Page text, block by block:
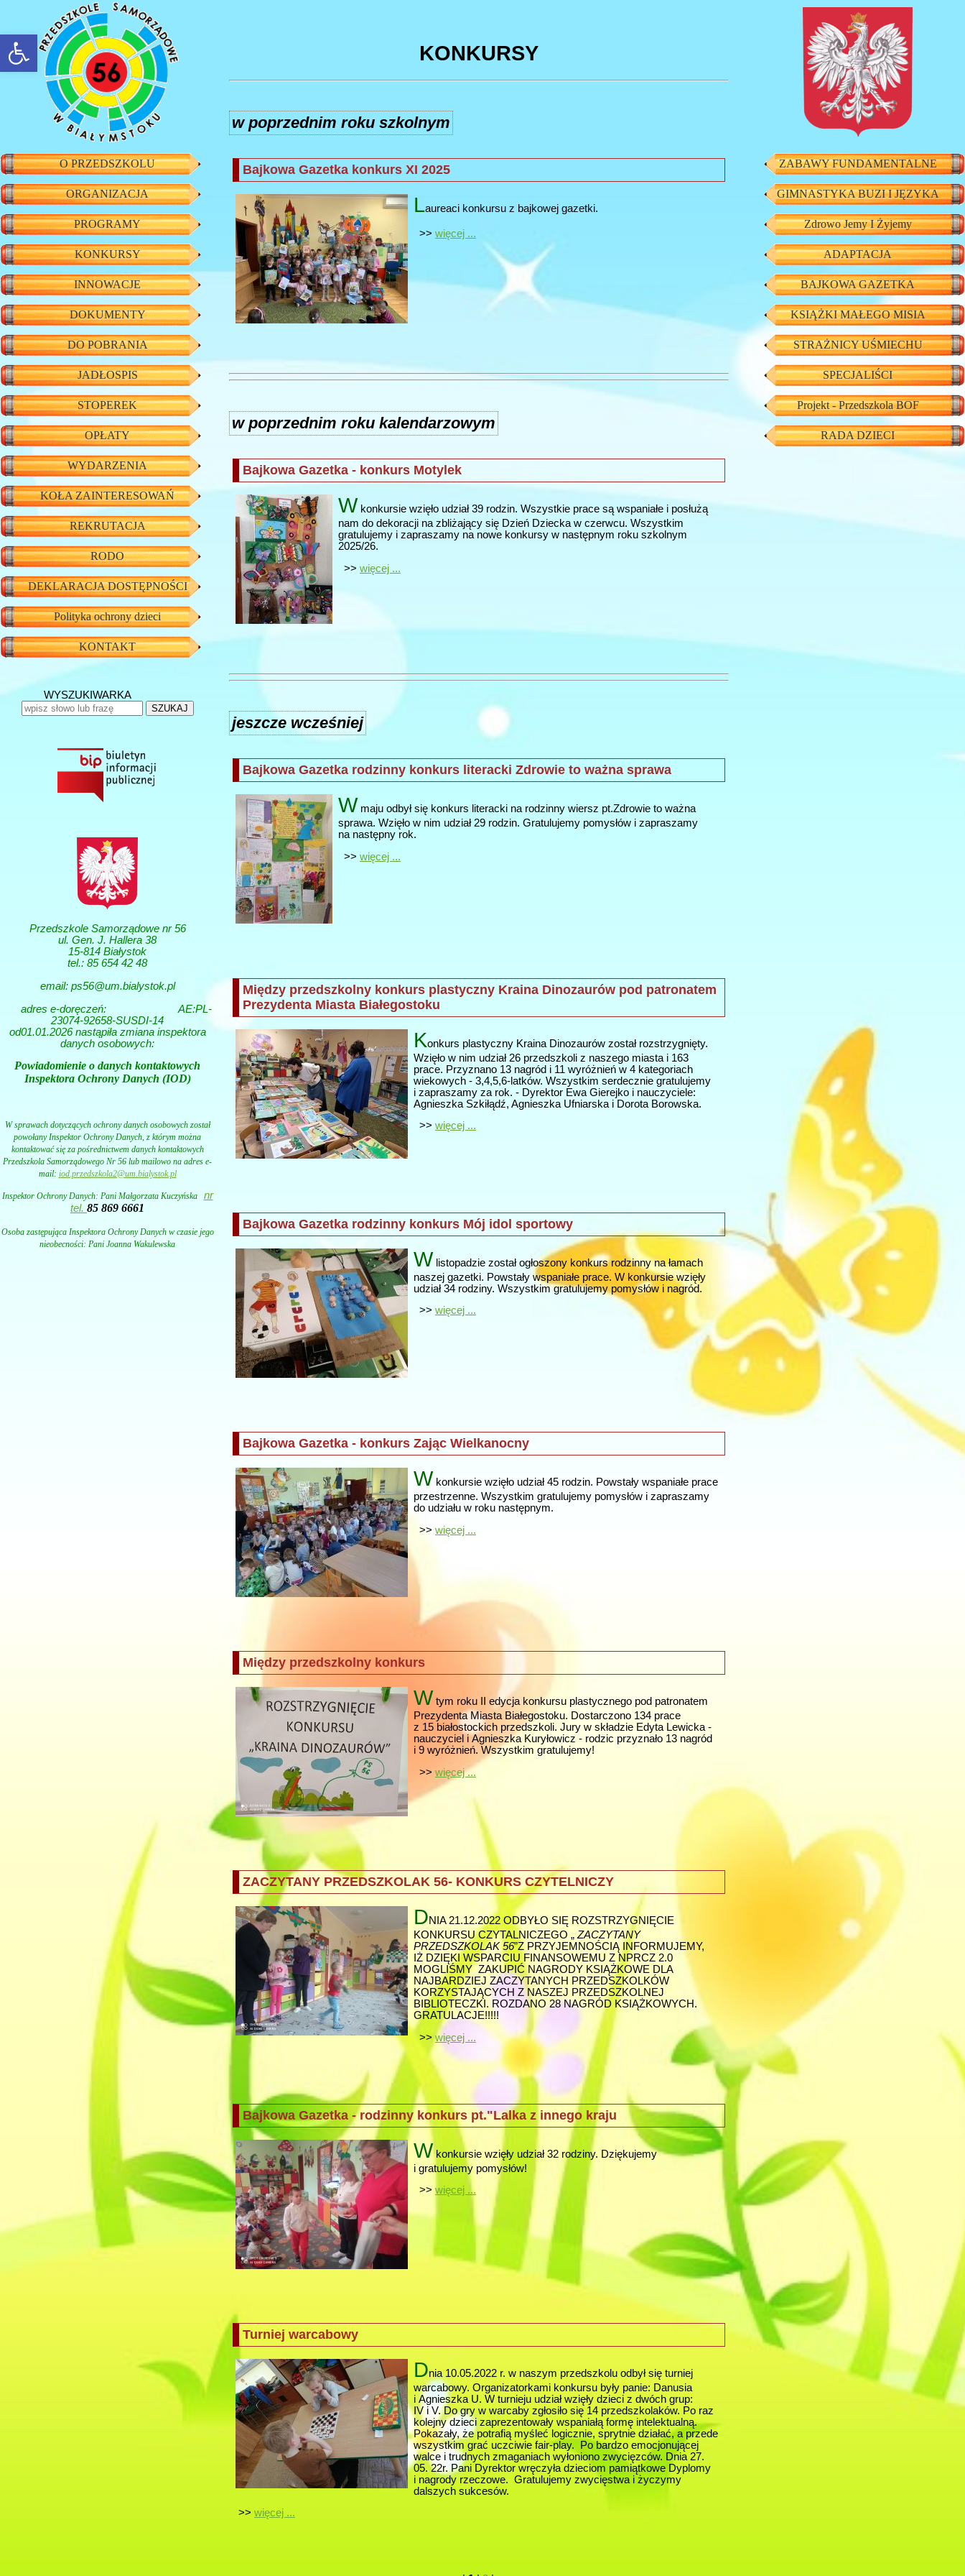
rozwiń/zwiń panel
O PRZEDSZKOLU
ORGANIZACJA
PROGRAMY
KONKURSY
INNOWACJE
DOKUMENTY
DO POBRANIA
JADŁOSPIS
STOPEREK
OPŁATY
WYDARZENIA
KOŁA ZAINTERESOWAŃ
REKRUTACJA
RODO
DEKLARACJA DOSTĘPNOŚCI
Polityka ochrony dzieci
KONTAKT
WYSZUKIWARKA
SZUKAJ
Przedszkole Samorządowe nr 56
ul. Gen. J. Hallera 38
15-814 Białystok
tel.: 85 654 42 48
email: ps56@um.bialystok.pl
adres e-doręczeń:AE:PL-
23074-92658-SUSDI-14
od01.01.2026 nastąpiła zmiana inspektora
danych osobowych:
Powiadomienie o danych kontaktowych
Inspektora Ochrony Danych (IOD)
W sprawach dotyczących ochrony danych osobowych został
powołany Inspektor Ochrony Danych, z którym można
kontaktować się za pośrednictwem danych kontaktowych
Przedszkola Samorządowego Nr 56 lub mailowo na adres e-
mail: iod.przedszkola2@um.bialystok.pl
Inspektor Ochrony Danych: Pani Małgorzata Kuczyńska nr
tel. 85 869 6661
Osoba zastępująca Inspektora Ochrony Danych w czasie jego
nieobecności: Pani Joanna Wakulewska
ZABAWY FUNDAMENTALNE
GIMNASTYKA BUZI I JĘZYKA
Zdrowo Jemy I Żyjemy
ADAPTACJA
BAJKOWA GAZETKA
KSIĄŻKI MAŁEGO MISIA
STRAŻNICY UŚMIECHU
SPECJALIŚCI
Projekt - Przedszkola BOF
RADA DZIECI
KONKURSY
w poprzednim roku szkolnym
Bajkowa Gazetka konkurs XI 2025
Laureaci konkursu z bajkowej gazetki.
>> więcej ...
w poprzednim roku kalendarzowym
Bajkowa Gazetka - konkurs Motylek
W konkursie wzięło udział 39 rodzin. Wszystkie prace są wspaniałe i posłużą
nam do dekoracji na zbliżający się Dzień Dziecka w czerwcu. Wszystkim
gratulujemy i zapraszamy na nowe konkursy w następnym roku szkolnym
2025/26.
>> więcej ...
jeszcze wcześniej
Bajkowa Gazetka rodzinny konkurs literacki Zdrowie to ważna sprawa
W maju odbył się konkurs literacki na rodzinny wiersz pt.Zdrowie to ważna
sprawa. Wzięło w nim udział 29 rodzin. Gratulujemy pomysłów i zapraszamy
na następny rok.
>> więcej ...
Między przedszkolny konkurs plastyczny Kraina Dinozaurów pod patronatem
Prezydenta Miasta Białegostoku
Konkurs plastyczny Kraina Dinozaurów został rozstrzygnięty.
Wzięło w nim udział 26 przedszkoli z naszego miasta i 163
prace. Przyznano 13 nagród i 11 wyróżnień w 4 kategoriach
wiekowych - 3,4,5,6-latków. Wszystkim serdecznie gratulujemy
i zapraszamy za rok. - Dyrektor Ewa Gierejko i nauczyciele:
Agnieszka Szkiłądź, Agnieszka Ufniarska i Dorota Borowska.
>> więcej ...
Bajkowa Gazetka rodzinny konkurs Mój idol sportowy
W listopadzie został ogłoszony konkurs rodzinny na łamach
naszej gazetki. Powstały wspaniałe prace. W konkursie wzięły
udział 34 rodziny. Wszystkim gratulujemy pomysłów i nagród.
>> więcej ...
Bajkowa Gazetka - konkurs Zając Wielkanocny
W konkursie wzięło udział 45 rodzin. Powstały wspaniałe prace
przestrzenne. Wszystkim gratulujemy pomysłów i zapraszamy
do udziału w roku następnym.
>> więcej ...
Między przedszkolny konkurs
W tym roku II edycja konkursu plastycznego pod patronatem
Prezydenta Miasta Białegostoku. Dostarczono 134 prace
z 15 białostockich przedszkoli. Jury w składzie Edyta Lewicka -
nauczyciel i Agnieszka Kuryłowicz - rodzic przyznało 13 nagród
i 9 wyróżnień. Wszystkim gratulujemy!
>> więcej ...
ZACZYTANY PRZEDSZKOLAK 56- KONKURS CZYTELNICZY
DNIA 21.12.2022 ODBYŁO SIĘ ROZSTRZYGNIĘCIE
KONKURSU CZYTALNICZEGO „ ZACZYTANY
PRZEDSZKOLAK 56”Z PRZYJEMNOŚCIĄ INFORMUJEMY,
IŻ DZIĘKI WSPARCIU FINANSOWEMU Z NPRCZ 2.0
MOGLIŚMY ZAKUPIĆ NAGRODY KSIĄŻKOWE DLA
NAJBARDZIEJ ZACZYTANYCH PRZEDSZKOLKÓW
KORZYSTAJĄCYCH Z NASZEJ PRZEDSZKOLNEJ
BIBLIOTECZKI. ROZDANO 28 NAGRÓD KSIĄŻKOWYCH.
GRATULACJE!!!!!
>>więcej ...
Bajkowa Gazetka - rodzinny konkurs pt."Lalka z innego kraju
Wkonkursie wzięły udział 32 rodziny. Dziękujemy
i gratulujemy pomysłów!
>> więcej ...
Turniej warcabowy
Dnia 10.05.2022 r. w naszym przedszkolu odbył się turniej
warcabowy. Organizatorkami konkursu były panie: Danusia
i Agnieszka U. W turnieju udział wzięły dzieci z dwóch grup:
IV i V. Do gry w warcaby zgłosiło się 14 przedszkolaków. Po raz
kolejny dzieci zaprezentowały wspaniałą formę intelektualną.
Pokazały, że potrafią myśleć logicznie, sprytnie działać, a przede
wszystkim grać uczciwie fair-play. Po bardzo emocjonującej
walce i trudnych zmaganiach wyłoniono zwycięzców. Dnia 27.
05. 22r. Pani Dyrektor wręczyła dzieciom pamiątkowe Dyplomy
i nagrody rzeczowe. Gratulujemy zwycięstwa i życzymy
dalszych sukcesów.
>> więcej ...